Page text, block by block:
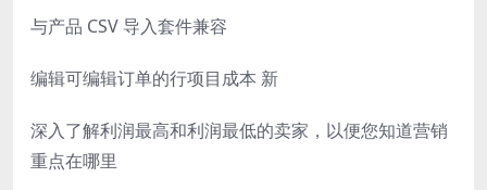
与产品 CSV 导入套件兼容
编辑可编辑订单的行项目成本 新
深入了解利润最高和利润最低的卖家，以便您知道营销
重点在哪里